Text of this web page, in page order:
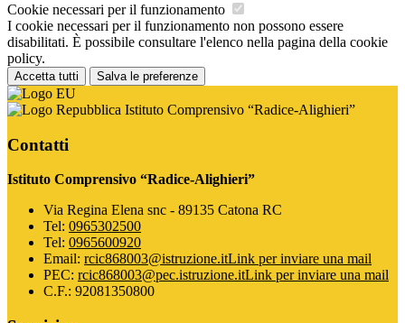
Cookie necessari per il funzionamento
I cookie necessari per il funzionamento non possono essere
disabilitati. È possibile consultare l'elenco nella pagina della cookie
policy.
Accetta tutti Salva le preferenze
Istituto Comprensivo “Radice-Alighieri”
Contatti
Istituto Comprensivo “Radice-Alighieri”
Via Regina Elena snc - 89135 Catona RC
Tel: 0965302500
Tel: 0965600920
Email: rcic868003@istruzione.itLink per inviare una mail
PEC: rcic868003@pec.istruzione.itLink per inviare una mail
C.F.: 92081350800